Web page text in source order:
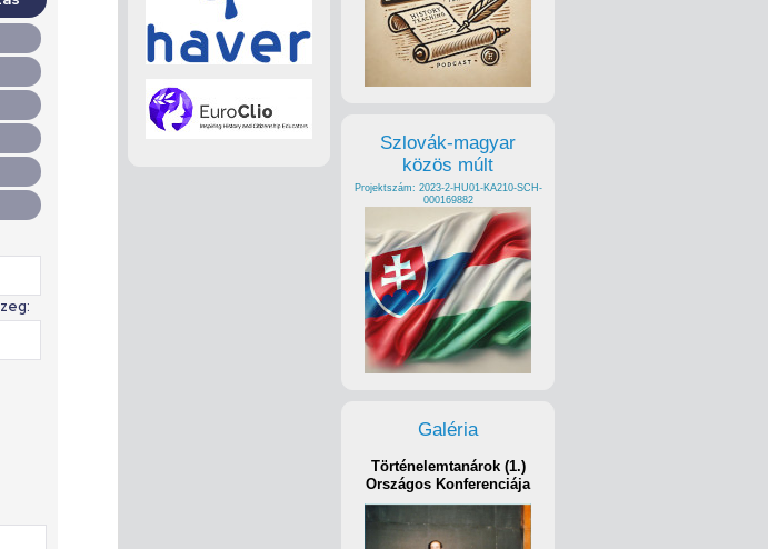
Szlovák-magyar
közös múlt
Projektszám: 2023-2-HU01-KA210-SCH-
000169882
Galéria
Történelemtanárok (1.)
Országos Konferenciája